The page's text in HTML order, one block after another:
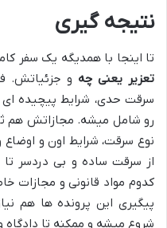
نتیجه گیری
تا اینجا با همدیگه یک سفر
تعزیر یعنی چه و جزئیاتش.
سرقت حدی، شرایط پیچیده ای
رو شامل میشه. مجازاتش هم
نوع سرقت، شرایط اون و
از سرقت ساده و بی دردسر
کدوم مواد قانونی و مجازات
پیگیری این پرونده ها هم
شروع میشه و ممکنه تا